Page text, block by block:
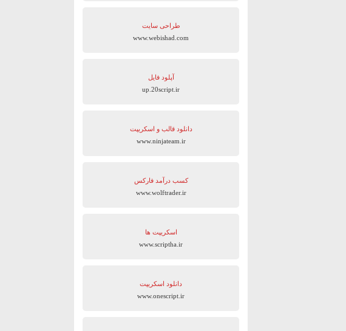
طراحی سایت
www.webishad.com
آپلود فایل
up.20script.ir
دانلود قالب و اسکریپت
www.ninjateam.ir
کسب درآمد فارکس
www.wolftrader.ir
اسکریپت ها
www.scriptha.ir
دانلود اسکریپت
www.onescript.ir